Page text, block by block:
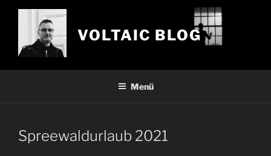
Zum
VOLTAIC BLOG
Menü
Spreewaldurlaub 2021